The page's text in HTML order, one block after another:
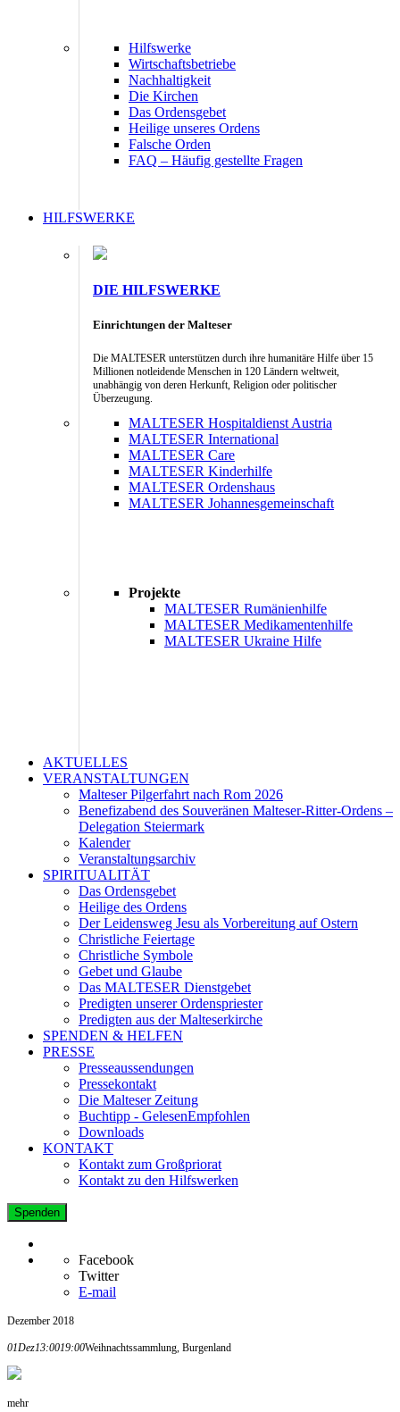
Hilfswerke
Wirtschaftsbetriebe
Nachhaltigkeit
Die Kirchen
Das Ordensgebet
Heilige unseres Ordens
Falsche Orden
FAQ – Häufig gestellte Fragen
HILFSWERKE
DIE HILFSWERKE
Einrichtungen der Malteser
Die MALTESER unterstützen durch ihre humanitäre Hilfe über 15
Millionen notleidende Menschen in 120 Ländern weltweit,
unabhängig von deren Herkunft, Religion oder politischer
Überzeugung.
MALTESER Hospitaldienst Austria
MALTESER International
MALTESER Care
MALTESER Kinderhilfe
MALTESER Ordenshaus
MALTESER Johannesgemeinschaft
Projekte
MALTESER Rumänienhilfe
MALTESER Medikamentenhilfe
MALTESER Ukraine Hilfe
AKTUELLES
VERANSTALTUNGEN
Malteser Pilgerfahrt nach Rom 2026
Benefizabend des Souveränen Malteser-Ritter-Ordens –
Delegation Steiermark
Kalender
Veranstaltungsarchiv
SPIRITUALITÄT
Das Ordensgebet
Heilige des Ordens
Der Leidensweg Jesu als Vorbereitung auf Ostern
Christliche Feiertage
Christliche Symbole
Gebet und Glaube
Das MALTESER Dienstgebet
Predigten unserer Ordenspriester
Predigten aus der Malteserkirche
SPENDEN & HELFEN
PRESSE
Presseaussendungen
Pressekontakt
Die Malteser Zeitung
Buchtipp - GelesenEmpfohlen
Downloads
KONTAKT
Kontakt zum Großpriorat
Kontakt zu den Hilfswerken
Spenden
Facebook
Twitter
E-mail
Dezember 2018
01Dez13:0019:00Weihnachtssammlung, Burgenland
mehr